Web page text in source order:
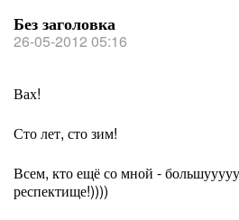
Без заголовка
26-05-2012 05:16
Вах!
Сто лет, сто зим!
Всем, кто ещё со мной -
респектище!))))